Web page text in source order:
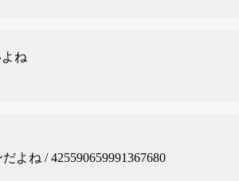
ね
よね / 425590659991367680